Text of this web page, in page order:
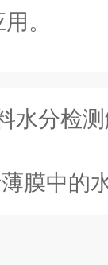
。
水分检
中的水分